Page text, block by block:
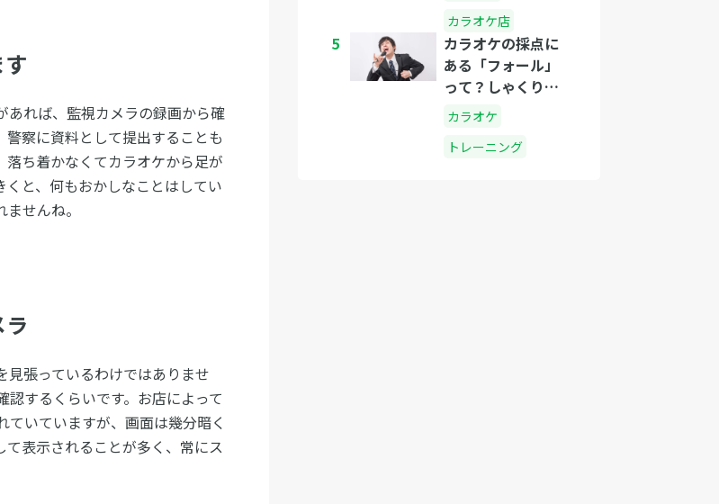
あれば、監視カメラの録画から確
察に資料として提出することも
ち着かなくてカラオケから足が
と、何もおかしなことはしてい
せんね。
見張っているわけではありませ
するくらいです。お店によって
いていますが、画面は幾分暗く
表示されることが多く、常にス
カラオケ店
5
カラオケの採点に
ある「フォール」
って？しゃくりと
は？
カラオケ
トレーニング